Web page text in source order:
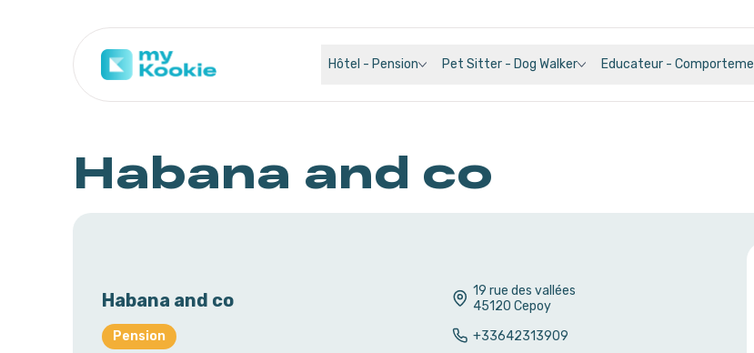
Hôtel - Pension Pet Sitter - Dog Walker Educateur -
Habana and co
Habana and co
Pension
19 rue des vallées
45120 Cepoy
+33642313909